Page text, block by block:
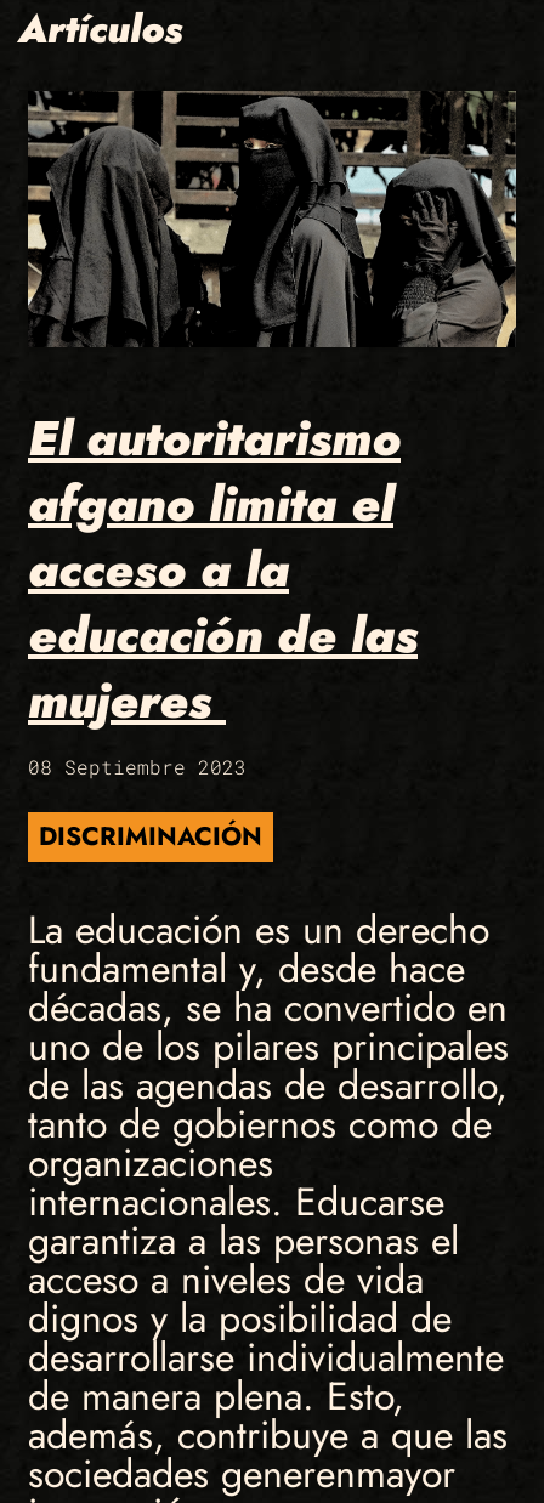
Artículos
El autoritarismo
afgano limita el
acceso a la
educación de las
mujeres
08 Septiembre 2023
DISCRIMINACIÓN
La educación es un derecho
fundamental y, desde hace
décadas, se ha convertido en
uno de los pilares principales
de las agendas de desarrollo,
tanto de gobiernos como de
organizaciones
internacionales. Educarse
garantiza a las personas el
acceso a niveles de vida
dignos y la posibilidad de
desarrollarse individualmente
de manera plena. Esto,
además, contribuye a que las
sociedades generenmayor